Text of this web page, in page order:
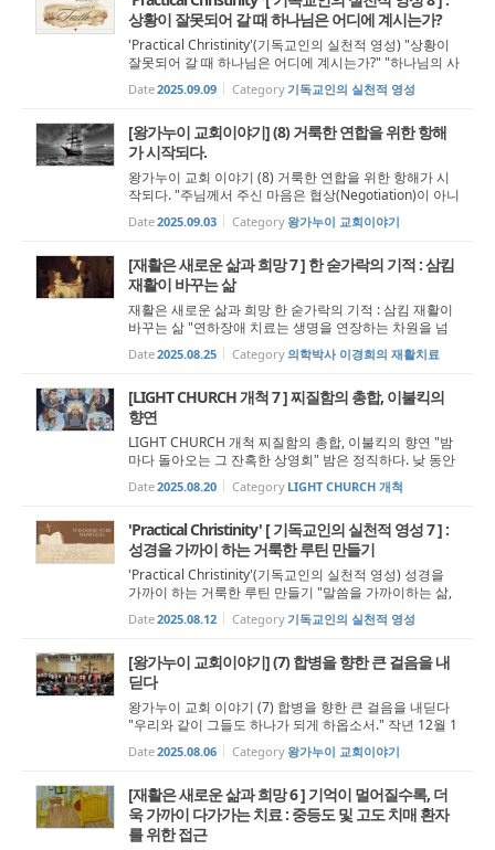
상황이 잘못되어 갈 때 하나님은 어디에 계시는가?
'Practical Christinity'(기독교인의 실천적 영성) "상황이
잘못되어 갈 때 하나님은 어디에 계시는가?" "하나님의 사
랑과 일상의 고통스러운 경험을 연결해 보라." "하나님이
날 사랑하시지 않는 것이 분명해. 그분이 날 사랑하신다면
Date2025.09.09 Category 기독교인의 실천적 영성
[왕가누이 교회이야기] (8) 거룩한 연합을 위한 항해
가 시작되다.
왕가누이 교회 이야기 (8) 거룩한 연합을 위한 항해가 시
작되다. "주님께서 주신 마음은 협상(Negotiation)이 아니
라 항해(Navigation)였다. " [출처]news.nate.com/view/
20170710n18972 2024년 12월 15일 오후 2시, 다섯 명
Date2025.09.03 Category왕가누이 교회이야기
[재활은 새로운 삶과 희망 7 ] 한 숟가락의 기적 : 삼킴
재활이 바꾸는 삶
재활은 새로운 삶과 희망 한 숟가락의 기적 : 삼킴 재활이
바꾸는 삶 "연하장애 치료는 생명을 연장하는 차원을 넘
어, 인간다운 삶을 유지하고 존엄을 지켜주는 중요한 과정
이다." 장 밥티스트 시메옹 샤르댕 (Jean-Baptiste-Siméo
Date2025.08.25 Category의학박사 이경희의 재활치료
[LIGHT CHURCH 개척 7 ] 찌질함의 총합, 이불킥의
향연
LIGHT CHURCH 개척 찌질함의 총합, 이불킥의 향연 "밤
마다 돌아오는 그 잔혹한 상영회" 밤은 정직하다. 낮 동안
와글대던 사건과 소음이 잠들고 나면, 기억은 낡은 영사기
처럼 삐걱거리며 돌아간다. 잊었다고 믿었던 부끄러운 필
Date2025.08.20 Category LIGHT CHURCH 개척
'Practical Christinity' [ 기독교인의 실천적 영성 7 ] :
성경을 가까이 하는 거룩한 루틴 만들기
'Practical Christinity'(기독교인의 실천적 영성) 성경을
가까이 하는 거룩한 루틴 만들기 "말씀을 가까이하는 삶,
영적 건강을 위한 필수적인 루틴이다" 규칙적인 식사가
우리 몸의 건강을 유지하듯, 성경을 꾸준히 읽고 묵상하는
Date2025.08.12 Category 기독교인의 실천적 영성
[왕가누이 교회이야기] (7) 합병을 향한 큰 걸음을 내
딛다
왕가누이 교회 이야기 (7) 합병을 향한 큰 걸음을 내딛다
"우리와 같이 그들도 하나가 되게 하옵소서." 작년 12월 1
일, 세인트 앤드류 장로교회와 왕가누이 한인교회는 같은
날 합병을 위한 투표를 진행했다. 투표의 정당성을 확보하
Date2025.08.06 Category왕가누이 교회이야기
[재활은 새로운 삶과 희망 6 ] 기억이 멀어질수록, 더
욱 가까이 다가가는 치료 : 중등도 및 고도 치매 환자
를 위한 접근